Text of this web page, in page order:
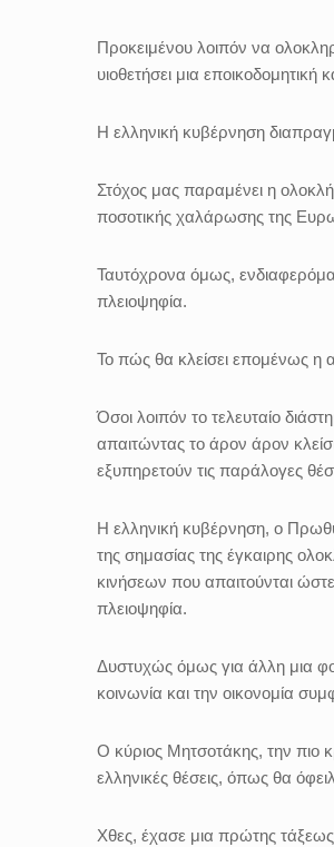
Προκειμένου λοιπόν να
υιοθετήσει μια εποικοδομητική
Η ελληνική κυβέρνηση
Στόχος μας παραμένει η
ποσοτικής χαλάρωσης της
Ταυτόχρονα όμως,
πλειοψηφία.
Το πώς θα κλείσει επομένως η
Όσοι λοιπόν το τελευταίο
απαιτώντας το άρον άρον
εξυπηρετούν τις παράλογες
Η ελληνική κυβέρνηση, ο
της σημασίας της έγκαιρης
κινήσεων που απαιτούνται
πλειοψηφία.
Δυστυχώς όμως για άλλη μια
κοινωνία και την οικονομία
Ο κύριος Μητσοτάκης, την πιο
ελληνικές θέσεις, όπως θα
Χθες, έχασε μια πρώτης τάξεως